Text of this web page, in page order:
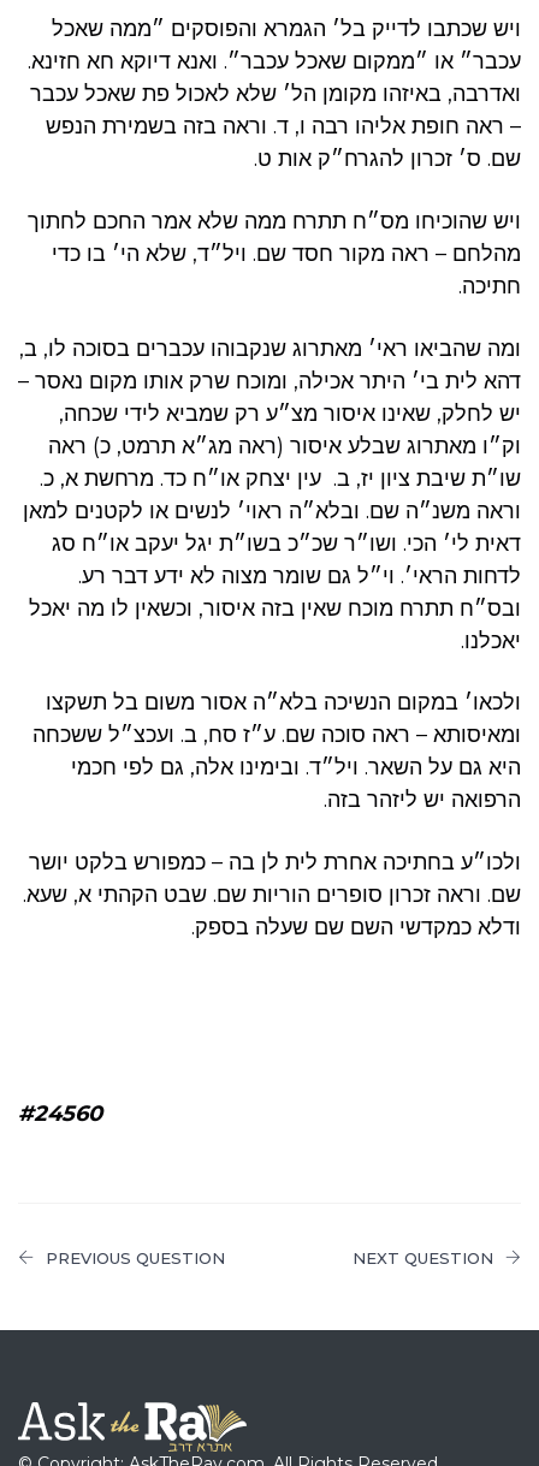
ויש שכתבו לדייק בל׳ הגמרא והפוסקים ״ממה שאכל
עכבר״ או ״ממקום שאכל עכבר״. ואנא דיוקא חא חזינא.
ואדרבה, באיזהו מקומן הל׳ שלא לאכול פת שאכל עכבר
– ראה חופת אליהו רבה ו, ד. וראה בזה בשמירת הנפש
שם. ס׳ זכרון להגרח״ק אות ט.
ויש שהוכיחו מס״ח תתרח ממה שלא אמר החכם לחתוך
מהלחם – ראה מקור חסד שם. ויל״ד, שלא הי׳ בו כדי
חתיכה.
ומה שהביאו ראי׳ מאתרוג שנקבוהו עכברים בסוכה לו, ב,
דהא לית בי׳ היתר אכילה, ומוכח שרק אותו מקום נאסר –
יש לחלק, שאינו איסור מצ״ע רק שמביא לידי שכחה,
וק״ו מאתרוג שבלע איסור (ראה מג״א תרמט, כ) ראה
שו״ת שיבת ציון יז, ב. עין יצחק או״ח כד. מרחשת א, כ.
וראה משנ״ה שם. ובלא״ה ראוי׳ לנשים או לקטנים למאן
דאית לי׳ הכי. ושו״ר שכ״כ בשו״ת יגל יעקב או״ח סג
לדחות הראי׳. וי״ל גם שומר מצוה לא ידע דבר רע.
ובס״ח תתרח מוכח שאין בזה איסור, וכשאין לו מה יאכל
יאכלנו.
ולכאו׳ במקום הנשיכה בלא״ה אסור משום בל תשקצו
ומאיסותא – ראה סוכה שם. ע״ז סח, ב. ועכצ״ל ששכחה
היא גם על השאר. ויל״ד. ובימינו אלה, גם לפי חכמי
הרפואה יש ליזהר בזה.
ולכו״ע בחתיכה אחרת לית לן בה – כמפורש בלקט יושר
שם. וראה זכרון סופרים הוריות שם. שבט הקהתי א, שעא.
ודלא כמקדשי השם שם שעלה בספק.
#24560
PREVIOUS QUESTION NEXT QUESTION